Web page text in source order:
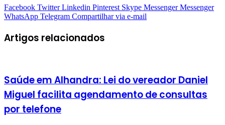
Facebook Twitter Linkedin Pinterest Skype Messenger Messenger
WhatsApp Telegram Compartilhar via e-mail
Artigos relacionados
Saúde em Alhandra: Lei do vereador Daniel
Miguel facilita agendamento de consultas
por telefone